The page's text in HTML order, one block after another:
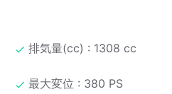
排気量(cc) : 1308 cc
最大変位 : 380 PS